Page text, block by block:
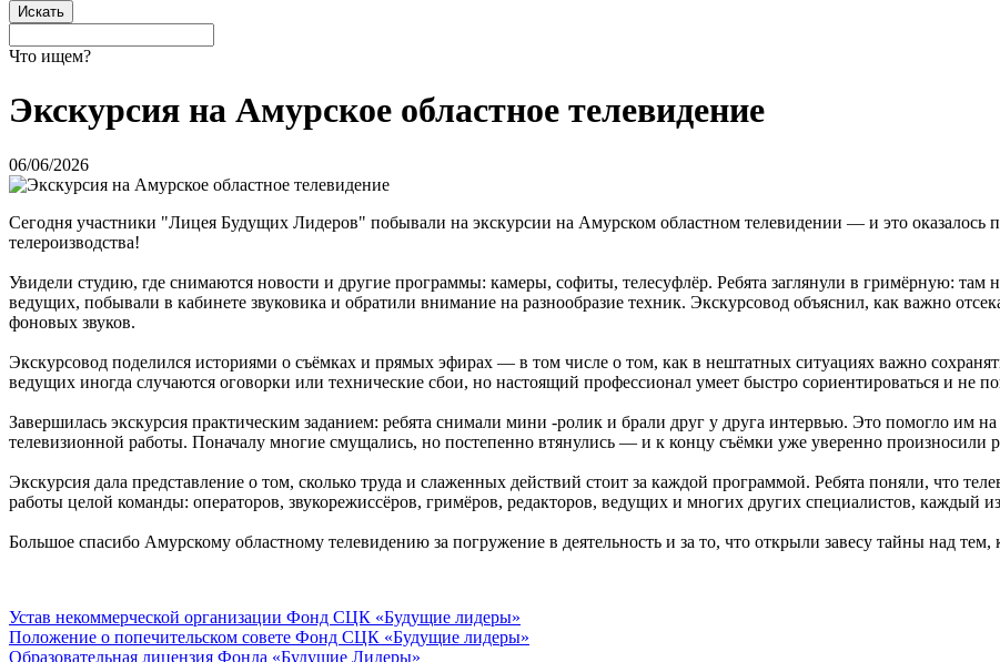
Что ищем?
Экскурсия на Амурское областное телевидение
06/06/2026
Сегодня участники "Лицея Будущих Лидеров" побывали на экскурсии на Амурском областном телевидении — и это
телероизводства!
Увидели студию, где снимаются новости и другие программы: камеры, софиты, телесуфлёр. Ребята заглянули в гримёрную:
ведущих, побывали в кабинете звуковика и обратили внимание на разнообразие техник. Экскурсовод объяснил, как важно
фоновых звуков.
Экскурсовод поделился историями о съёмках и прямых эфирах — в том числе о том, как в нештатных ситуациях важно
ведущих иногда случаются оговорки или технические сбои, но настоящий профессионал умеет быстро сориентироваться и не
Завершилась экскурсия практическим заданием: ребята снимали мини -ролик и брали друг у друга интервью. Это помогло им
телевизионной работы. Поначалу многие смущались, но постепенно втянулись — и к концу съёмки уже уверенно произносили
Экскурсия дала представление о том, сколько труда и слаженных действий стоит за каждой программой. Ребята поняли, что
работы целой команды: операторов, звукорежиссёров, гримёров, редакторов, ведущих и многих других специалистов, каждый
Большое спасибо Амурскому областному телевидению за погружение в деятельность и за то, что открыли завесу тайны над
Устав некоммерческой организации Фонд СЦК «Будущие лидеры»
Положение о попечительском совете Фонд СЦК «Будущие лидеры»
Образовательная лицензия Фонда «Будущие Лидеры»